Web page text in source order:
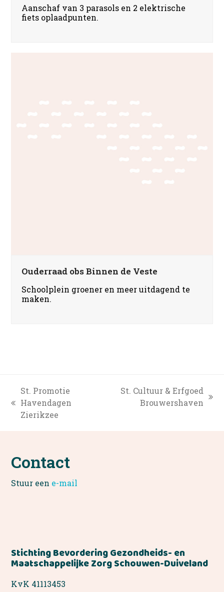
Aanschaf van 3 parasols en 2 elektrische
fiets oplaadpunten.
Ouderraad obs Binnen de Veste
Schoolplein groener en meer uitdagend te
maken.
previous
post:
St. Promotie
Havendagen
Zierikzee
St. Cultuur & Erfgoed
Brouwershaven
Contact
Stuur een e-mail
Stichting Bevordering Gezondheids- en
Maatschappelijke Zorg Schouwen-Duiveland
KvK 41113453